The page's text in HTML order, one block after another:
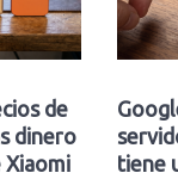
de
dinero
Xiaomi
tiene